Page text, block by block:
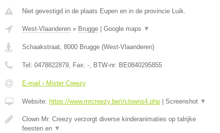
Niet gevestigd in de plaats Eupen en in de provincie Luik.
West-Vlaanderen » Brugge Google maps ▼
Schaakstraat, 8000 Brugge (West-Vlaanderen)
Tel: 0478822879, Fax: -, BTW-nr: BE0840295855
E-mail › Mister Creezy
Website: https://www.mrcreezy.be/r/clowns4.php Screenshot ▼
Clown Mr. Creezy verzorgt diverse kinderanimaties op talrijke
feesten en ▼